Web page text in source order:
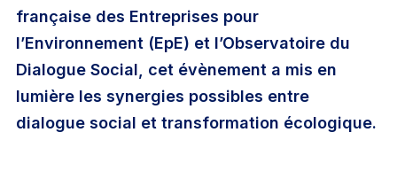
Contacter l’assistance • Conditions d’utilisation
Politique de confidentalité • Statuts
française des Entreprises pour
l’Environnement (EpE) et l’Observatoire du
Dialogue Social, cet évènement a mis en
lumière les synergies possibles entre
dialogue social et transformation écologique.